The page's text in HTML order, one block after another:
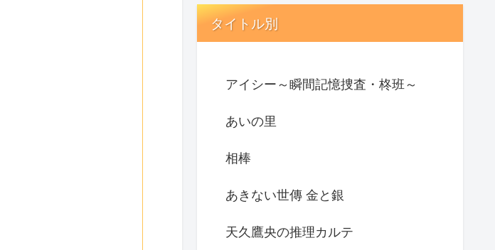
タイトル別
アイシー～瞬間記憶捜査・柊班～
あいの里
相棒
あきない世傳 金と銀
天久鷹央の推理カルテ